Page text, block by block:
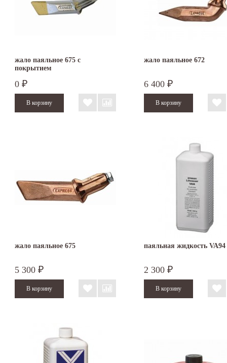
жало паяльное 675 с
покрытием
0 ₽
жало паяльное 672
6 400 ₽
жало паяльное 675
5 300 ₽
паяльная жидкость VA94
2 300 ₽